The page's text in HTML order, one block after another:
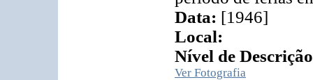
Data: [1946]
Local:
Nível de
Ver Fotografia